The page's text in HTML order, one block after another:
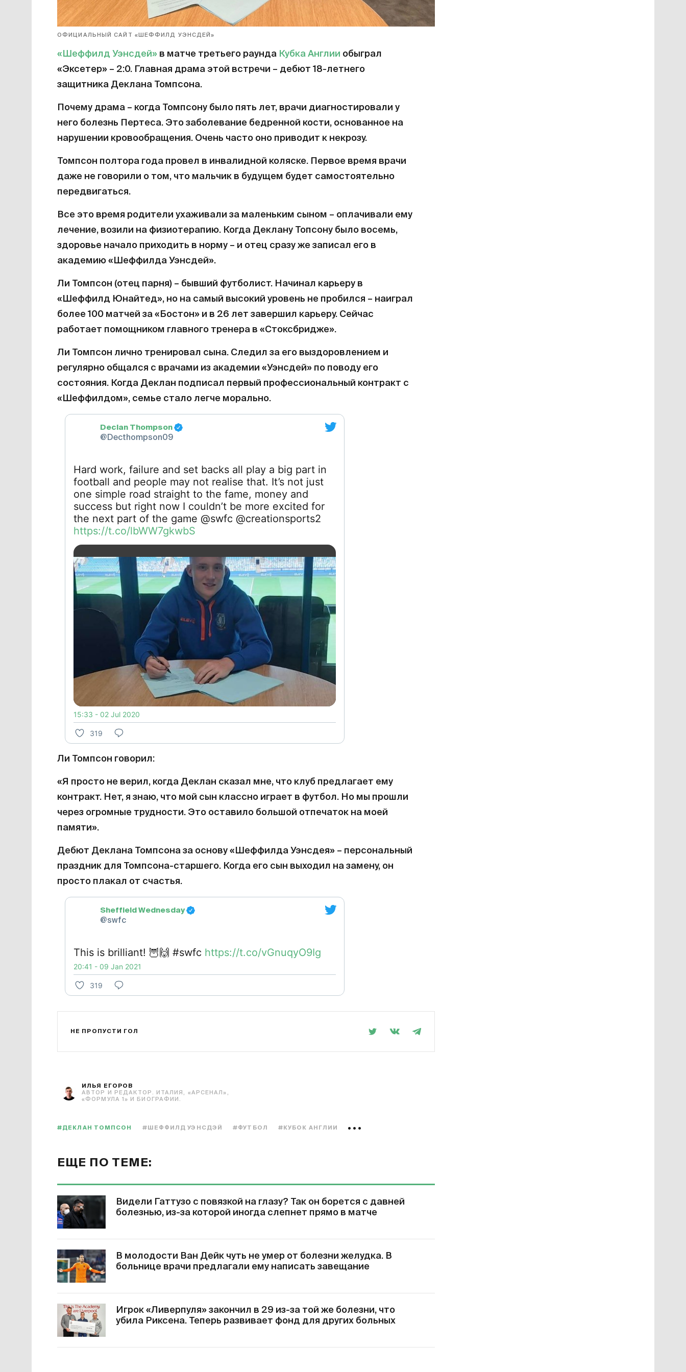
ОФИЦИАЛЬНЫЙ САЙТ «ШЕФФИЛД УЭНСДЕЙ»
«Шеффилд Уэнсдей» в матче третьего раунда Кубка Англии обыграл
«Эксетер» – 2:0. Главная драма этой встречи – дебют 18-летнего
защитника Деклана Томпсона.
Почему драма – когда Томпсону было пять лет, врачи диагностировали у
него болезнь Пертеса. Это заболевание бедренной кости, основанное на
нарушении кровообращения. Очень часто оно приводит к некрозу.
Томпсон полтора года провел в инвалидной коляске. Первое время врачи
даже не говорили о том, что мальчик в будущем будет самостоятельно
передвигаться.
Все это время родители ухаживали за маленьким сыном – оплачивали ему
лечение, возили на физиотерапию. Когда Деклану Топсону было восемь,
здоровье начало приходить в норму – и отец сразу же записал его в
академию «Шеффилда Уэнсдей».
Ли Томпсон (отец парня) – бывший футболист. Начинал карьеру в
«Шеффилд Юнайтед», но на самый высокий уровень не пробился – наиграл
более 100 матчей за «Бостон» и в 26 лет завершил карьеру. Сейчас
работает помощником главного тренера в «Стоксбридже».
Ли Томпсон лично тренировал сына. Следил за его выздоровлением и
регулярно общался с врачами из академии «Уэнсдей» по поводу его
состояния. Когда Деклан подписал первый профессиональный контракт с
«Шеффилдом», семье стало легче морально.
Declan Thompson
@Decthompson09
Hard work, failure and set backs all play a big part in
football and people may not realise that. It’s not just
one simple road straight to the fame, money and
success but right now I couldn’t be more excited for
the next part of the game @swfc @creationsports2
https://t.co/lbWW7gkwbS
15:33 - 02 Jul 2020
319
Ли Томпсон говорил:
«Я просто не верил, когда Деклан сказал мне, что клуб предлагает ему
контракт. Нет, я знаю, что мой сын классно играет в футбол. Но мы прошли
через огромные трудности. Это оставило большой отпечаток на моей
памяти».
Дебют Деклана Томпсона за основу «Шеффилда Уэнсдея» – персональный
праздник для Томпсона-старшего. Когда его сын выходил на замену, он
просто плакал от счастья.
Sheffield Wednesday
@swfc
This is brilliant! 🦉 🙌 #swfc https://t.co/vGnuqyO9Ig
20:41 - 09 Jan 2021
319
НЕ ПРОПУСТИ ГОЛ
ИЛЬЯ ЕГОРОВ
АВТОР И РЕДАКТОР. ИТАЛИЯ, «АРСЕНАЛ»,
«ФОРМУЛА 1» И БИОГРАФИИ.
#ДЕКЛАН ТОМПСОН #ШЕФФИЛД УЭНСДЭЙ #ФУТБОЛ #КУБОК АНГЛИИ
ЕЩЕ ПО ТЕМЕ:
Видели Гаттузо с повязкой на глазу? Так он борется с давней
болезнью, из-за которой иногда слепнет прямо в матче
В молодости Ван Дейк чуть не умер от болезни желудка. В
больнице врачи предлагали ему написать завещание
Игрок «Ливерпуля» закончил в 29 из-за той же болезни, что
убила Риксена. Теперь развивает фонд для других больных